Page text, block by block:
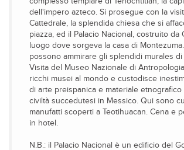
dell'impero azteco. Si prosegue con la
Cattedrale, la splendida chiesa che si
piazza, ed il Palacio Nacional, costruito da
luogo dove sorgeva la casa di
possono ammirare gli splendidi murales di
Visita del Museo Nazionale di
ricchi musei al mondo e custodisce
di arte preispanica e materiale
civiltà succedutesi in Messico. Qui sono
manufatti scoperti a Teotihuacan. Cena e
in hotel.
N.B.: il Palacio Nacional è un edificio del